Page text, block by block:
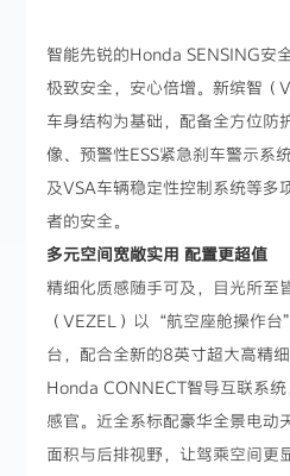
智能先锐的Honda SENSING安
极致安全，安心倍增。新缤智（
车身结构为基础，配备全方位防
像、预警性ESS紧急刹车警示系
及VSA车辆稳定性控制系统等多
者的安全。
多元空间宽敞实用 配置更超值
精细化质感随手可及，目光所至
（VEZEL）以“航空座舱操作
台，配合全新的8英寸超大高精
Honda CONNECT智导互联系
感官。近全系标配豪华全景电动
面积与后排视野，让驾乘空间更